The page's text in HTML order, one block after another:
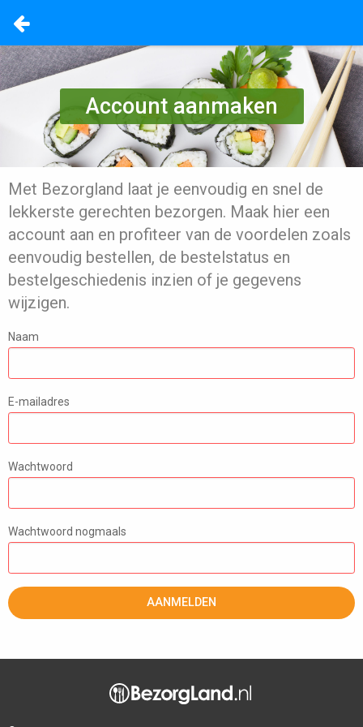
Account aanmaken
Met Bezorgland laat je eenvoudig en snel de
lekkerste gerechten bezorgen. Maak hier een
account aan en profiteer van de voordelen zoals
eenvoudig bestellen, de bestelstatus en
bestelgeschiedenis inzien of je gegevens
wijzigen.
Naam
E-mailadres
Wachtwoord
Wachtwoord nogmaals
AANMELDEN